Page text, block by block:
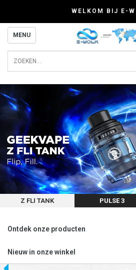
WELKOM BIJ E-
MENU
Z FLI TANK PULSE 3
Ontdek onze producten
Nieuw in onze winkel